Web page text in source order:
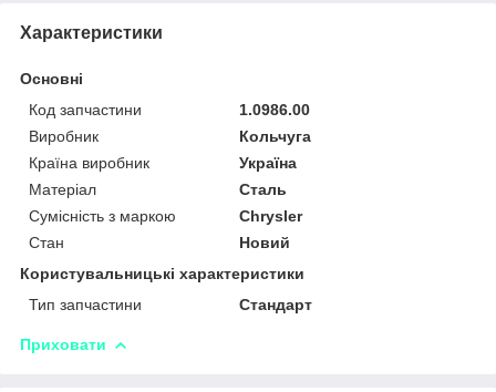
Характеристики
Основні
Код запчастини
1.0986.00
Виробник
Кольчуга
Країна виробник
Україна
Матеріал
Сталь
Сумісність з маркою
Chrysler
Стан
Новий
Користувальницькі характеристики
Тип запчастини
Стандарт
Приховати